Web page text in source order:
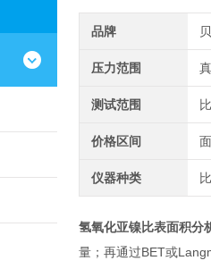
品牌
压力范围
测试范围
价格区间
仪器种类
氢氧化亚镍比表面积分
量；再通过BET或